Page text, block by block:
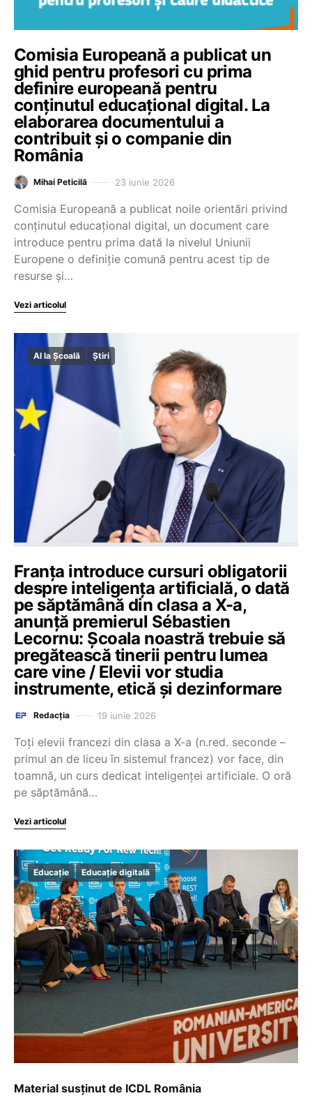
Comisia Europeană a publicat un
ghid pentru profesori cu prima
definire europeană pentru
conținutul educațional digital. La
elaborarea documentului a
contribuit și o companie din
România
Mihai Peticilă 23 iunie 2026
Comisia Europeană a publicat noile orientări privind
conținutul educațional digital, un document care
introduce pentru prima dată la nivelul Uniunii
Europene o definiție comună pentru acest tip de
resurse și…
Vezi articolul
AI la Școală Știri
Franța introduce cursuri obligatorii
despre inteligența artificială, o dată
pe săptămână din clasa a X-a,
anunță premierul Sébastien
Lecornu: Școala noastră trebuie să
pregătească tinerii pentru lumea
care vine / Elevii vor studia
instrumente, etică și dezinformare
Redacția 19 iunie 2026
Toți elevii francezi din clasa a X-a (n.red. seconde –
primul an de liceu în sistemul francez) vor face, din
toamnă, un curs dedicat inteligenței artificiale. O oră
pe săptămână…
Vezi articolul
Educație Educație digitală
Material susținut de ICDL România